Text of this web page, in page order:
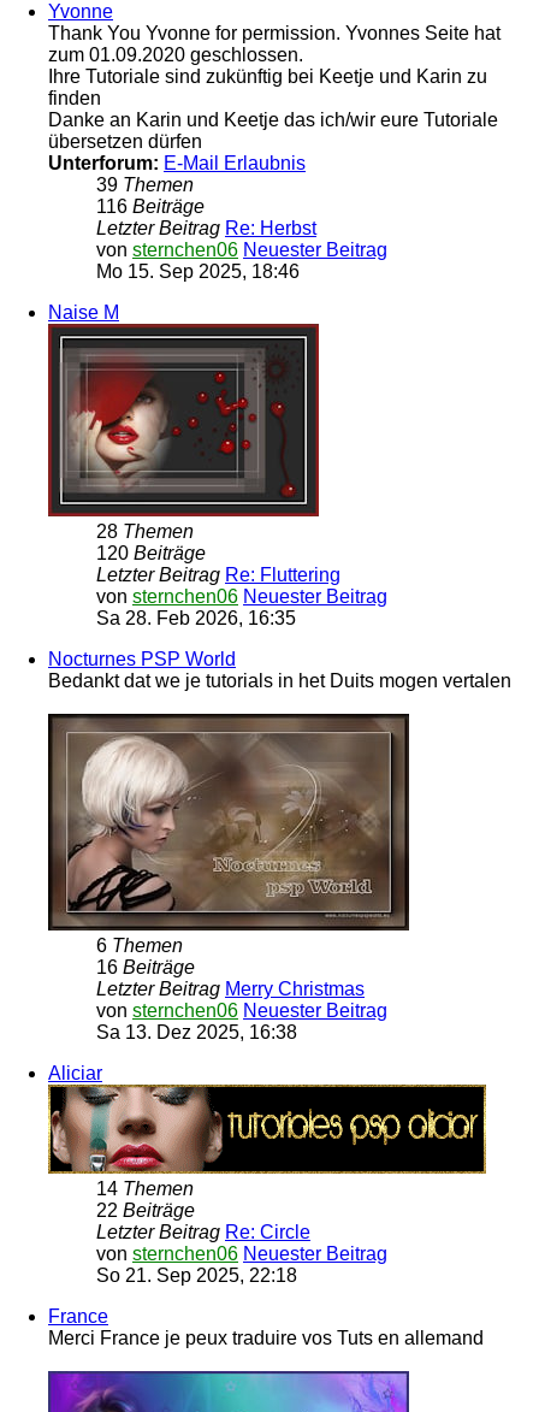
Yvonne
Thank You Yvonne for permission. Yvonnes Seite hat
zum 01.09.2020 geschlossen.
Ihre Tutoriale sind zukünftig bei Keetje und Karin zu
finden
Danke an Karin und Keetje das ich/wir eure Tutoriale
übersetzen dürfen
Unterforum: E-Mail Erlaubnis
39 Themen
116 Beiträge
Letzter Beitrag Re: Herbst
von sternchen06 Neuester Beitrag
Mo 15. Sep 2025, 18:46
Naise M
28 Themen
120 Beiträge
Letzter Beitrag Re: Fluttering
von sternchen06 Neuester Beitrag
Sa 28. Feb 2026, 16:35
Nocturnes PSP World
Bedankt dat we je tutorials in het Duits mogen vertalen
6 Themen
16 Beiträge
Letzter Beitrag Merry Christmas
von sternchen06 Neuester Beitrag
Sa 13. Dez 2025, 16:38
Aliciar
14 Themen
22 Beiträge
Letzter Beitrag Re: Circle
von sternchen06 Neuester Beitrag
So 21. Sep 2025, 22:18
France
Merci France je peux traduire vos Tuts en allemand